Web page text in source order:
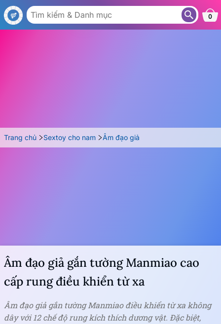
0
Trang chủ Sextoy cho nam Âm đạo giả
Âm đạo giả gắn tường Manmiao cao
cấp rung điều khiển từ xa
Âm đạo giả gắn tường Manmiao điều khiển từ xa không
dây với 12 chế độ rung kích thích dương vật. Đặc biệt,